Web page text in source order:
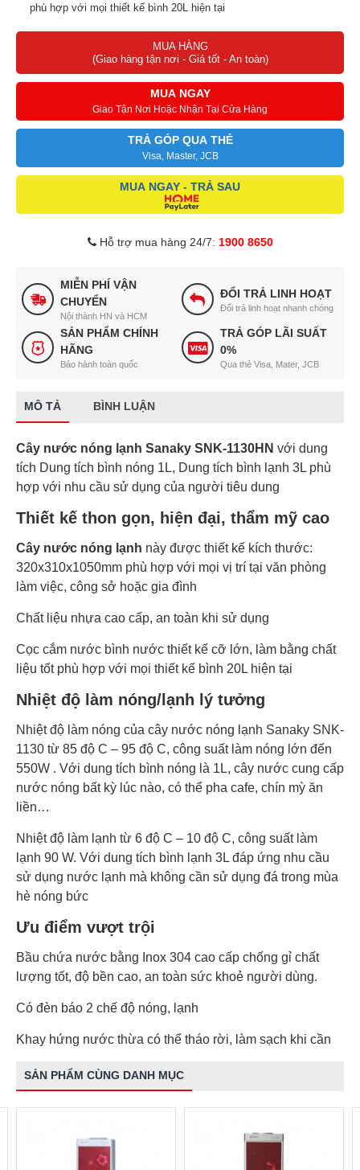
phù hợp với mọi thiết kế bình 20L hiện tại
MUA HÀNG
(Giao hàng tận nơi - Giá tốt - An toàn)
MUA NGAY
Giao Tận Nơi Hoặc Nhận Tại Cửa Hàng
TRẢ GÓP QUA THẺ
Visa, Master, JCB
MUA NGAY - TRẢ SAU
Hỗ trợ mua hàng 24/7: 1900 8650
MIỄN PHÍ VẬN
CHUYỂN
Nội thành HN và HCM
ĐỔI TRẢ LINH HOẠT
Đổi trả linh hoạt nhanh chóng
SẢN PHẨM CHÍNH
HÃNG
Bảo hành toàn quốc
TRẢ GÓP LÃI SUẤT
0%
Qua thẻ Visa, Mater, JCB
MÔ TẢ BÌNH LUẬN
Cây nước nóng lạnh Sanaky SNK-1130HN với dung
tích Dung tích bình nóng 1L, Dung tích bình lạnh 3L phù
hợp với nhu cầu sử dụng của người tiêu dung
Thiết kế thon gọn, hiện đại, thẩm mỹ cao
Cây nước nóng lạnh này được thiết kế kích thước:
320x310x1050mm phù hợp với mọi vị trí tại văn phòng
làm việc, công sở hoặc gia đình
Chất liệu nhựa cao cấp, an toàn khi sử dụng
Cọc cắm nước bình nước thiết kế cỡ lớn, làm bằng chất
liệu tốt phù hợp với mọi thiết kế bình 20L hiện tại
Nhiệt độ làm nóng/lạnh lý tưởng
Nhiệt độ làm nóng của cây nước nóng lạnh Sanaky SNK-
1130 từ 85 độ C – 95 độ C, công suất làm nóng lớn đến
550W . Với dung tích bình nóng là 1L, cây nước cung cấp
nước nóng bất kỳ lúc nào, có thể pha cafe, chín mỳ ăn
liền…
Nhiệt độ làm lạnh từ 6 độ C – 10 độ C, công suất làm
lạnh 90 W. Với dung tích bình lạnh 3L đáp ứng nhu cầu
sử dụng nước lạnh mà không cần sử dụng đá trong mùa
hè nóng bức
Ưu điểm vượt trội
Bầu chứa nước bằng Inox 304 cao cấp chống gỉ chất
lượng tốt, độ bền cao, an toàn sức khoẻ người dùng.
Có đèn báo 2 chế độ nóng, lạnh
Khay hứng nước thừa có thể tháo rời, làm sạch khi cần
SẢN PHẨM CÙNG DANH MỤC